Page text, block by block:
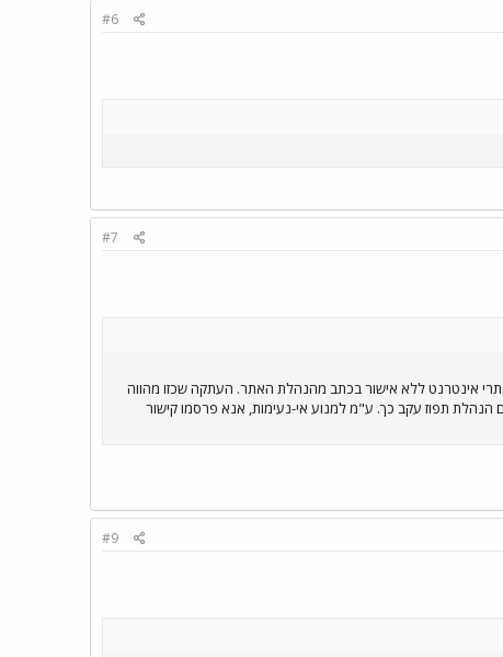
#6
#7
אינטרנט ללא אישור בכתב מהנהלת האתר. העתקה שכזו מהווה
הנהלת תפוז עקב כך. ע"מ למנוע אי-נעימות, אנא פרסמו קישור
#9